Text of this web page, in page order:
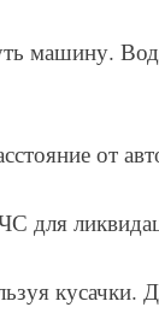
машину.
от
для
кусачки.